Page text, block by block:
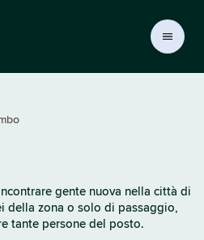
gente nuova nella città di
della zona o solo di passaggio,
tante persone del posto.